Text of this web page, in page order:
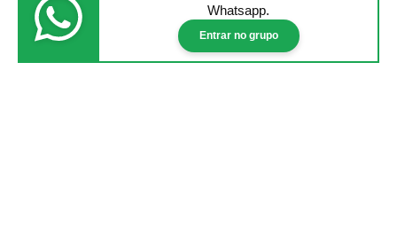
Whatsapp.
Entrar no grupo